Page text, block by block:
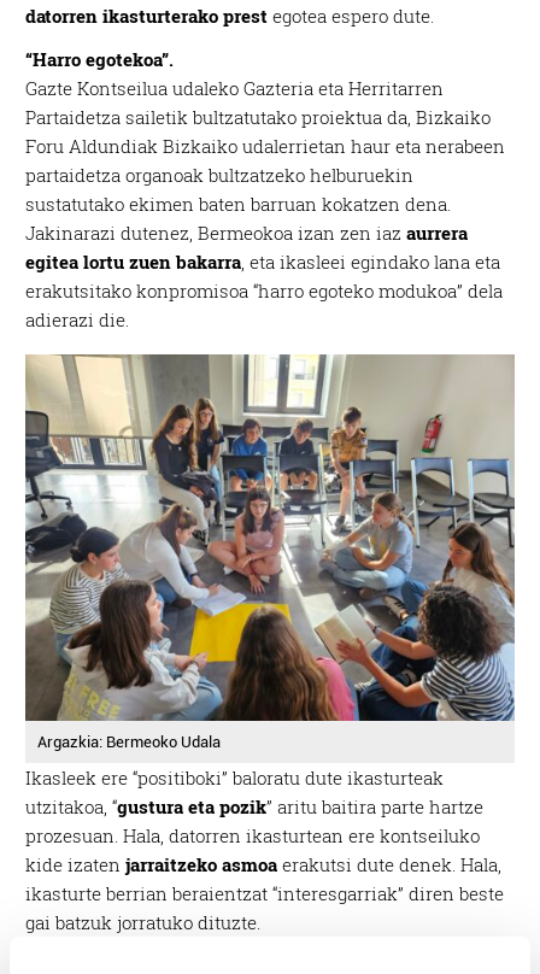
datorren ikasturterako prest egotea espero dute.
“Harro egotekoa”.
Gazte Kontseilua udaleko Gazteria eta Herritarren
Partaidetza sailetik bultzatutako proiektua da, Bizkaiko
Foru Aldundiak Bizkaiko udalerrietan haur eta nerabeen
partaidetza organoak bultzatzeko helburuekin
sustatutako ekimen baten barruan kokatzen dena.
Jakinarazi dutenez, Bermeokoa izan zen iazaurrera
egitea lortu zuen bakarra , eta ikasleei egindako lana eta
erakutsitako konpromisoa “harro egoteko modukoa” dela
adierazi die.
Argazkia: Bermeoko Udala
Ikasleek ere “positiboki” baloratu dute ikasturteak
utzitakoa, “gustura eta pozik” aritu baitira parte hartze
prozesuan. Hala, datorren ikasturtean ere kontseiluko
kide izatenjarraitzeko asmoa erakutsi dute denek. Hala,
ikasturte berrian beraientzat “interesgarriak” diren beste
gai batzuk jorratuko dituzte.